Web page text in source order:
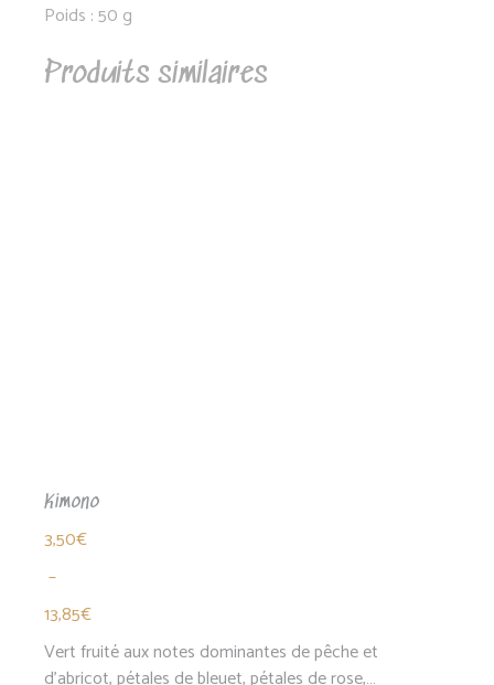
Poids : 50 g
Produits similaires
Kimono
3,50€
–
13,85€
Plage
de
Vert fruité aux notes dominantes de pêche et